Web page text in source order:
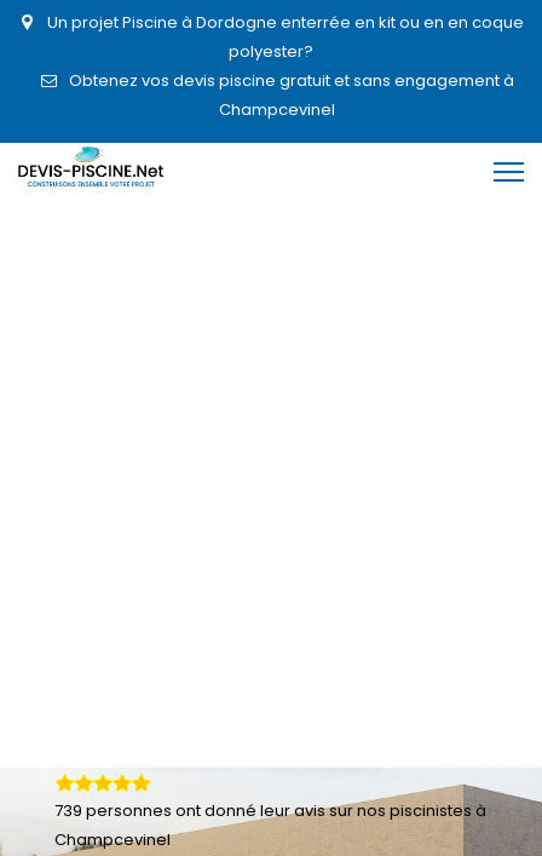
Un projet Piscine à Dordogne enterrée en kit ou en en coque
polyester?
Obtenez vos devis piscine gratuit et sans engagement à
Champcevinel
739 personnes ont donné leuravis sur nos piscinistes à
Champcevinel